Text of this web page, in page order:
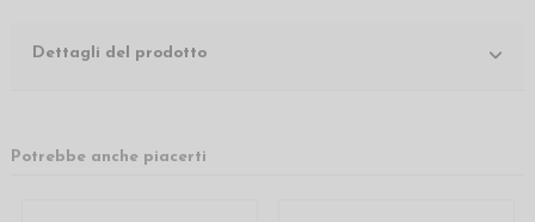
Dettagli del prodotto
Potrebbe anche piacerti